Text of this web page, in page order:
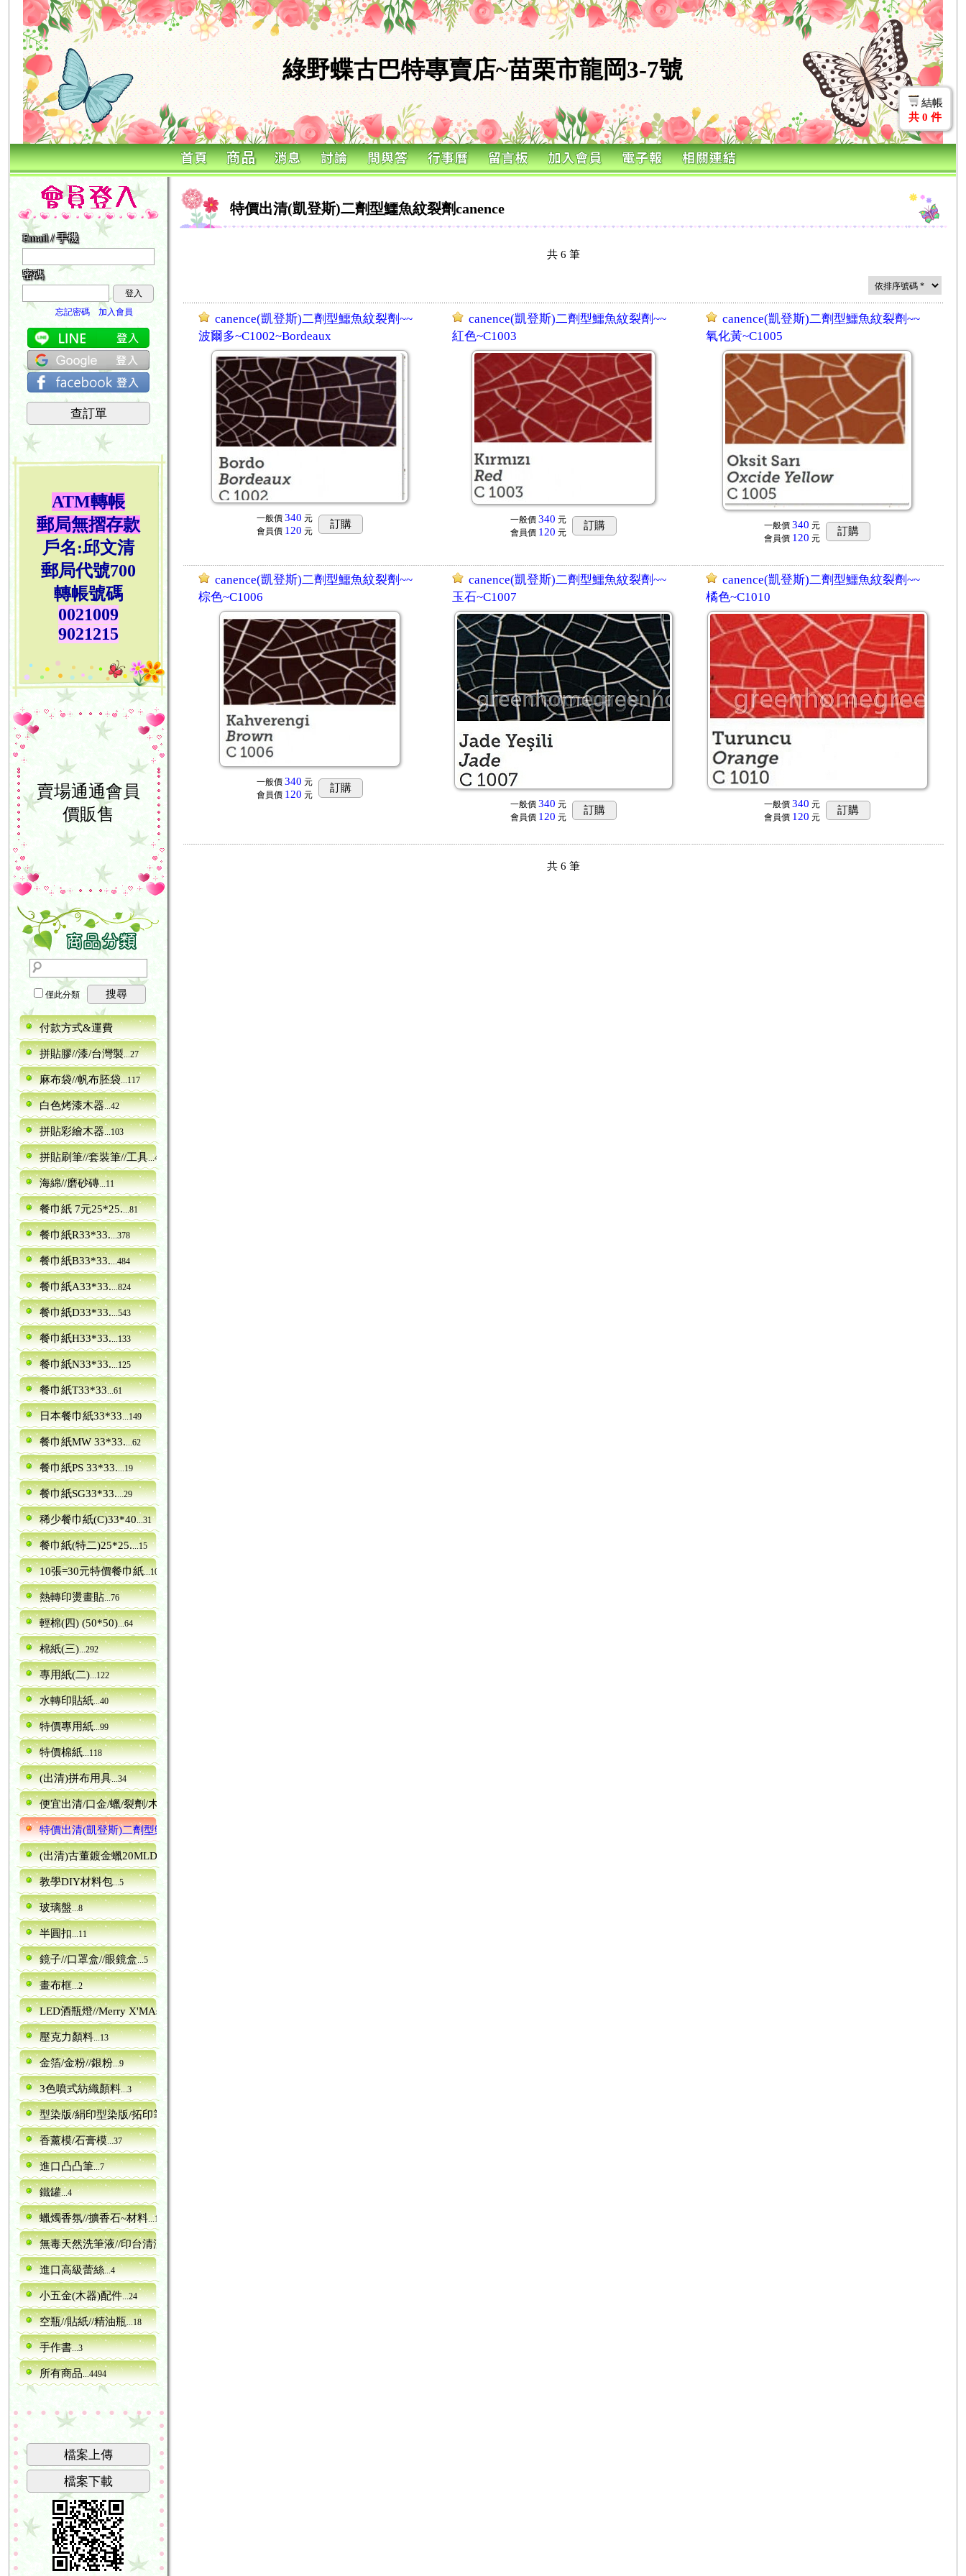
結帳
共 0 件
綠野蝶古巴特專賣店~苗栗市龍岡3-7號
Email / 手機
密碼
登入
忘記密碼
加入會員
查訂單
ATM轉帳
郵局無摺存款
戶名:邱文清
郵局代號700
轉帳號碼
0021009
9021215
賣場通通會員
價販售
僅此分類 搜尋
付款方式&運費
拼貼膠//漆/台灣製...27
麻布袋//帆布胚袋...117
白色烤漆木器...42
拼貼彩繪木器...103
拼貼刷筆//套裝筆//工具...40
海綿//磨砂磚...11
餐巾紙 7元25*25....81
餐巾紙R33*33....378
餐巾紙B33*33....484
餐巾紙A33*33....824
餐巾紙D33*33....543
餐巾紙H33*33....133
餐巾紙N33*33....125
餐巾紙T33*33...61
日本餐巾紙33*33...149
餐巾紙MW 33*33....62
餐巾紙PS 33*33....19
餐巾紙SG33*33....29
稀少餐巾紙(C)33*40...31
餐巾紙(特二)25*25....15
10張=30元特價餐巾紙...10
熱轉印燙畫貼...76
輕棉(四) (50*50)...64
棉紙(三)...292
專用紙(二)...122
水轉印貼紙...40
特價專用紙...99
特價棉紙...118
(出清)拼布用具...34
便宜出清/口金/蠟/裂劑/木器
特價出清(凱登斯)二劑型鱷魚紋裂劑canence
(出清)古董鍍金蠟20MLDORA
教學DIY材料包...5
玻璃盤...8
半圓扣...11
鏡子//口罩盒//眼鏡盒...5
畫布框...2
LED酒瓶燈//Merry X'MAs字型
壓克力顏料...13
金箔/金粉//銀粉...9
3色噴式紡織顏料...3
型染版/絹印型染版/拓印筆
香薰模/石膏模...37
進口凸凸筆...7
鐵罐...4
蠟燭香氛//擴香石~材料...16
無毒天然洗筆液//印台清潔劑
進口高級蕾絲...4
小五金(木器)配件...24
空瓶//貼紙//精油瓶...18
手作書...3
所有商品...4494
檔案上傳
檔案下載
特價出清(凱登斯)二劑型鱷魚紋裂劑canence
共 6筆
canence(凱登斯)二劑型鱷魚紋裂劑~~
波爾多~C1002~Bordeaux
一般價 340 元
會員價 120 元
訂購
canence(凱登斯)二劑型鱷魚紋裂劑~~
紅色~C1003
一般價 340 元
會員價 120 元
訂購
canence(凱登斯)二劑型鱷魚紋裂劑~~
氧化黃~C1005
一般價 340 元
會員價 120 元
訂購
canence(凱登斯)二劑型鱷魚紋裂劑~~
棕色~C1006
一般價 340 元
會員價 120 元
訂購
canence(凱登斯)二劑型鱷魚紋裂劑~~
玉石~C1007
一般價 340 元
會員價 120 元
訂購
canence(凱登斯)二劑型鱷魚紋裂劑~~
橘色~C1010
一般價 340 元
會員價 120 元
訂購
共 6筆